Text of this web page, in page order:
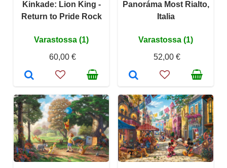
Kinkade: Lion King -
Return to Pride Rock​
Varastossa (1)
60,00 €
Panoráma Most Rialto,
Italia
Varastossa (1)
52,00 €